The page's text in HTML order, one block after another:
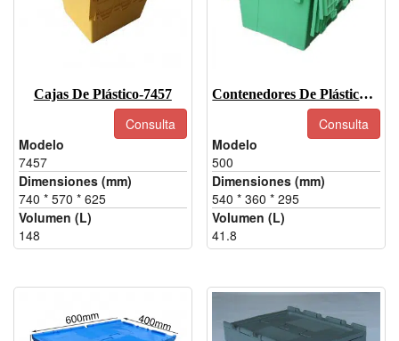
Cajas De Plástico-7457
Consulta
Modelo
7457
Dimensiones (mm)
740 * 570 * 625
Volumen (L)
148
Contenedores De Plástico Con Tapa-500
Consulta
Modelo
500
Dimensiones (mm)
540 * 360 * 295
Volumen (L)
41.8